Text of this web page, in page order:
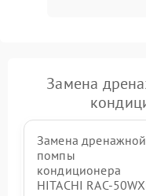
Замена
Замена дренажной
помпы
кондиционера
HITACHI RAC-